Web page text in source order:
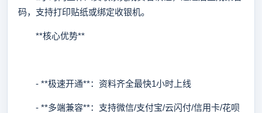
码，支持打印贴纸或绑定收银机。
**核心优势**
- **极速开通**：资料齐全最快1小时上线
- **多端兼容**：支持微信/支付宝/云闪付/信用卡/花呗